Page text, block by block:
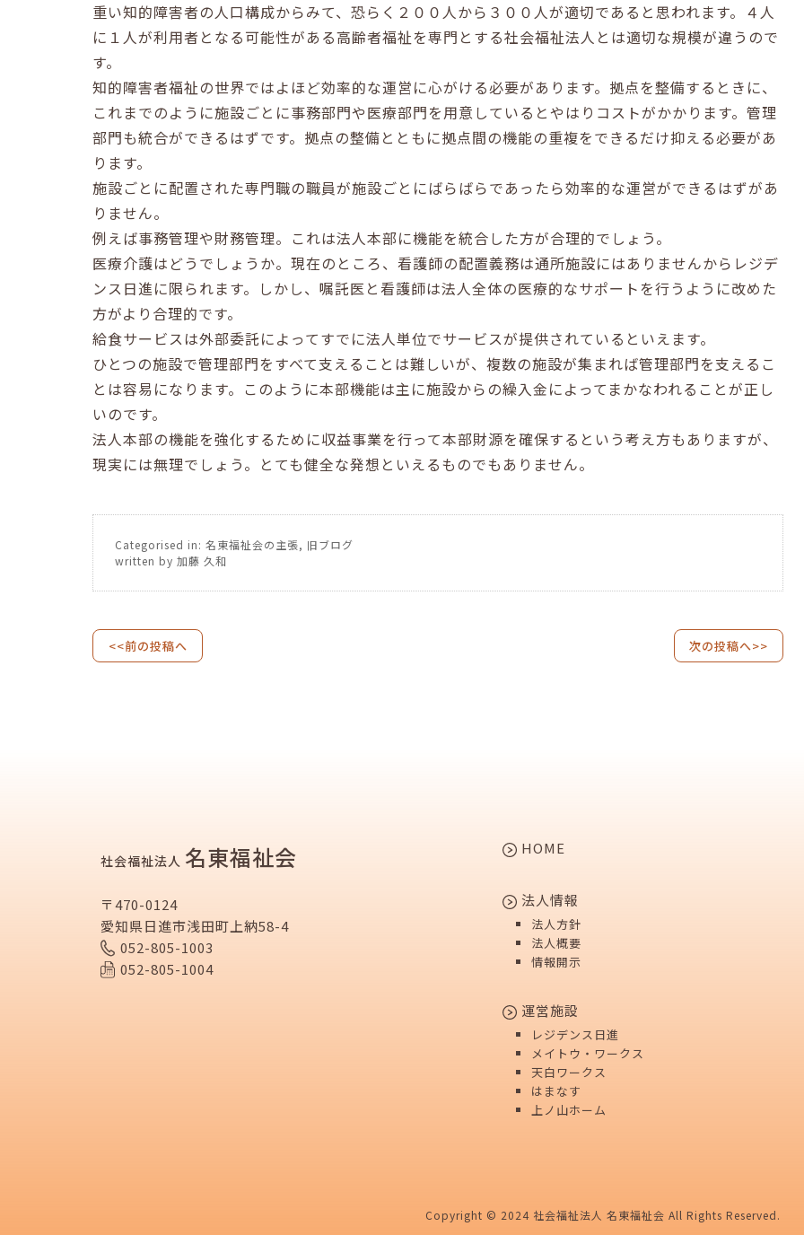
重い知的障害者の人口構成からみて、恐らく２００人から３００人が適切であると思われます。４人
に１人が利用者となる可能性がある高齢者福祉を専門とする社会福祉法人とは適切な規模が違うので
す。
知的障害者福祉の世界ではよほど効率的な運営に心がける必要があります。拠点を整備するときに、
これまでのように施設ごとに事務部門や医療部門を用意しているとやはりコストがかかります。管理
部門も統合ができるはずです。拠点の整備とともに拠点間の機能の重複をできるだけ抑える必要があ
ります。
施設ごとに配置された専門職の職員が施設ごとにばらばらであったら効率的な運営ができるはずがあ
りません。
例えば事務管理や財務管理。これは法人本部に機能を統合した方が合理的でしょう。
医療介護はどうでしょうか。現在のところ、看護師の配置義務は通所施設にはありませんからレジデ
ンス日進に限られます。しかし、嘱託医と看護師は法人全体の医療的なサポートを行うように改めた
方がより合理的です。
給食サービスは外部委託によってすでに法人単位でサービスが提供されているといえます。
ひとつの施設で管理部門をすべて支えることは難しいが、複数の施設が集まれば管理部門を支えるこ
とは容易になります。このように本部機能は主に施設からの繰入金によってまかなわれることが正し
いのです。
法人本部の機能を強化するために収益事業を行って本部財源を確保するという考え方もありますが、
現実には無理でしょう。とても健全な発想といえるものでもありません。
Categorised in:名東福祉会の主張, 旧ブログ
written by 加藤 久和
<<前の投稿へ 次の投稿へ>>
社会福祉法人 名東福祉会
〒470-0124
愛知県日進市浅田町上納58-4
052-805-1003
052-805-1004
HOME
法人情報
法人方針
法人概要
情報開示
運営施設
レジデンス日進
メイトウ・ワークス
天白ワークス
はまなす
上ノ山ホーム
Copyright © 2024 社会福祉法人 名東福祉会 All Rights Reserved.